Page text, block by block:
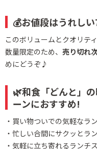
💰お値段はうれし
このボリュームとクオリテ
数量限定のため、 売り切れ
めにどうぞ♪
🌿和食「どんと」
ーンにおすすめ!
・買い物ついでの気軽なラ
・忙しい合間にサクッとラ
・気軽に立ち寄れるランチ